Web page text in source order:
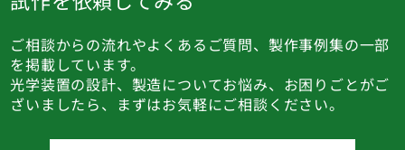
ご相談からの流れやよくあるご質問、製作事例集の一部
を掲載しています。
光学装置の設計、製造についてお悩み、お困りごとがご
ざいましたら、まずはお気軽にご相談ください。